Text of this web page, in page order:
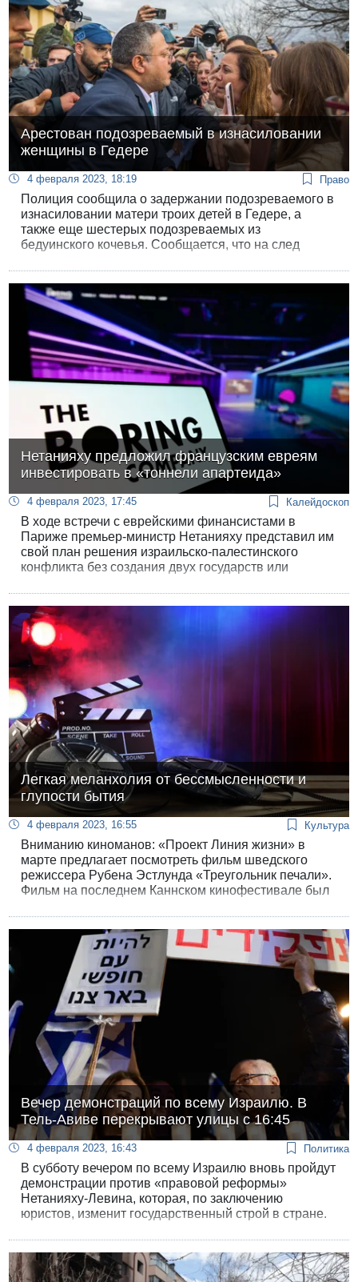
Арестован подозреваемый в изнасиловании
женщины в Гедере
4 февраля 2023, 18:19 Право
Полиция сообщила о задержании подозреваемого в
изнасиловании матери троих детей в Гедере, а
также еще шестерых подозреваемых из
бедуинского кочевья. Сообщается, что на след
собранным криминалистами уликам.
Подозреваемый был задержан на палестинских
территориях после длительной погони.
Нетанияху предложил французским евреям
инвестировать в «тоннели апартеида»
4 февраля 2023, 17:45 Калейдоскоп
В ходе встречи с еврейскими финансистами в
Париже премьер-министр Нетанияху представил им
свой план решения израильско-палестинского
конфликта без создания двух государств или
Легкая меланхолия от бессмысленности и
глупости бытия
4 февраля 2023, 16:55 Культура
Вниманию киноманов: «Проект Линия жизни» в
марте предлагает посмотреть фильм шведского
режиссера Рубена Эстлунда «Треугольник печали».
Фильм на последнем Каннском кинофестивале был
главный приз - «Золотую пальмовую ветвь».
Вечер демонстраций по всему Израилю. В
Тель-Авиве перекрывают улицы с 16:45
4 февраля 2023, 16:43 Политика
В субботу вечером по всему Израилю вновь пройдут
демонстрации против «правовой реформы»
Нетанияху-Левина, которая, по заключению
юристов, изменит государственный строй в стране.
собираются в нескольких десятках мест, в Тель-
Авиве - три центра сбора, полиция перекрывает
улицы уже с 16:45.